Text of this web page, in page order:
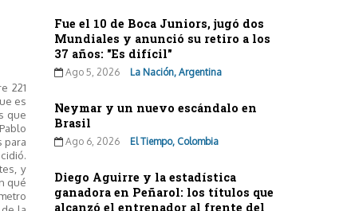
221
es
que
para
y
qué
Fue el 10 de Boca Juniors, jugó dos
Mundiales y anunció su retiro a los
37 años: "Es difícil"
Ago 5, 2026 La Nación, Argentina
Neymar y un nuevo escándalo en
Brasil
Ago 6, 2026 El Tiempo, Colombia
Diego Aguirre y la estadística
ganadora en Peñarol: los títulos que
alcanzó el entrenador al frente del